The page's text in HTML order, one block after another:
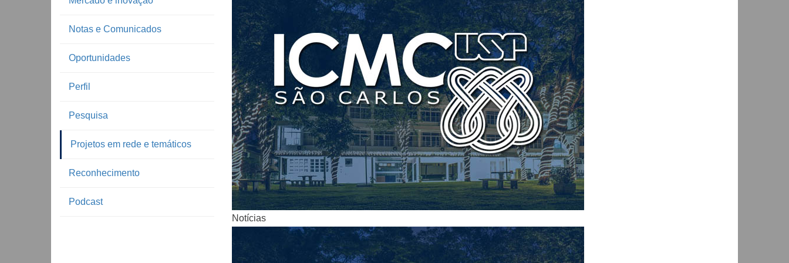
Notas e Comunicados
Oportunidades
Perfil
Pesquisa
Projetos em rede e temáticos
Reconhecimento
Podcast
Notícias
Notícias